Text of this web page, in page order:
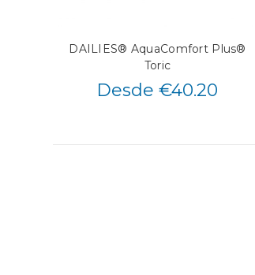
DAILIES® AquaComfort Plus®
Toric
Desde €40.20